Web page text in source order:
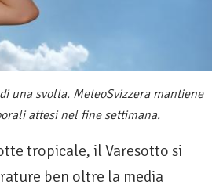
una svolta. MeteoSvizzera mantiene
attesi nel fine settimana.
tropicale, il Varesotto si
ben oltre la media